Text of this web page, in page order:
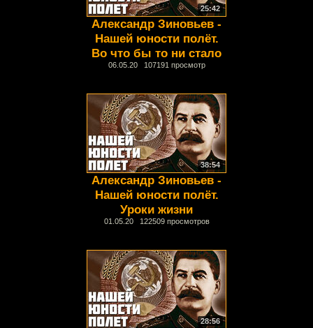
25:42
Александр Зиновьев -
Нашей юности полёт.
Во что бы то ни стало
06.05.20 107191 просмотр
38:54
Александр Зиновьев -
Нашей юности полёт.
Уроки жизни
01.05.20 122509 просмотров
28:56